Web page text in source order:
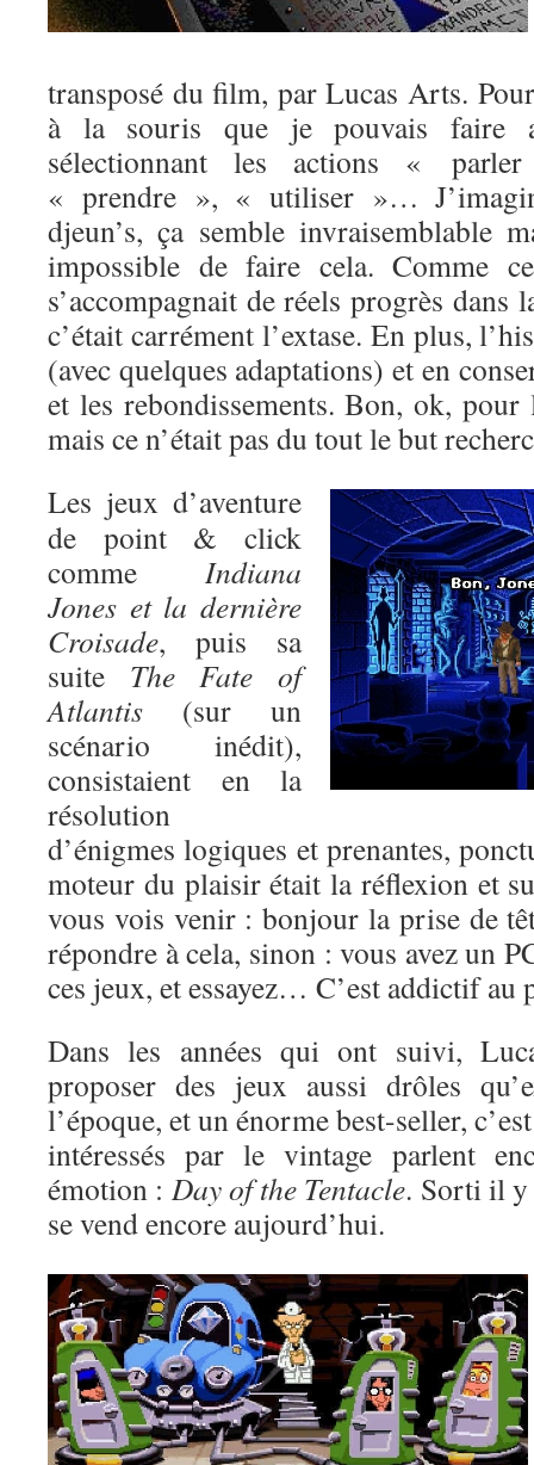
transposé du film, par Lucas Arts.
à la souris que je pouvais faire
sélectionnant les actions «
« prendre », « utiliser »…
djeun’s, ça semble invraisemblable
impossible de faire cela. Comme
s’accompagnait de réels progrès dans
c’était carrément l’extase. En plus,
(avec quelques adaptations) et en
et les rebondissements. Bon, ok, pour
mais ce n’était pas du tout le but
Les jeux d’aventure
de point & click
comme Indiana
Jones et la dernière
Croisade, puis sa
suite The Fate of
Atlantis (sur un
scénario inédit),
consistaient en la
résolution
d’énigmes logiques et prenantes,
moteur du plaisir était la réflexion et
vous vois venir : bonjour la prise de
répondre à cela, sinon : vous avez un
ces jeux, et essayez… C’est addictif au
Dans les années qui ont suivi,
proposer des jeux aussi drôles
l’époque, et un énorme best-seller,
intéressés par le vintage parlent
émotion : Day of the Tentacle. Sorti il y
se vend encore aujourd’hui.